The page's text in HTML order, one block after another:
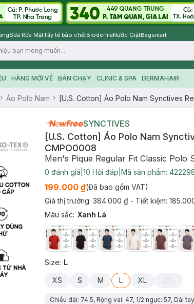
Sữa Rửa MặtTẩy tế bào chếtBiodermaNước GiặtBagsmart
HÀNG MỚI VỀ BÁN CHẠY CLINIC & SPA DERMAHAIR
Áo Polo Nam [U.S. Cotton] Áo Polo Nam Synctives
SYNCTIVES
[U.S. Cotton] Áo Polo Nam
CMPO0008
Men's Pique Regular Fit Classic Polo
0 đánh giá 10 Hỏi đáp Mã sản phẩm:
199.000 ₫(Đã bao gồm VAT)
Giá thị trường: 384.000 ₫ - Tiết kiệm:
Màu sắc: Xanh Lá
Size: L
XS S M L XL 2XL
Chiều dài: 74.5, Rộng vai: 47, 1/2 ngực: 57, Dài